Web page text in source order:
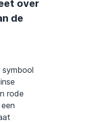
over
de
symbool
rode